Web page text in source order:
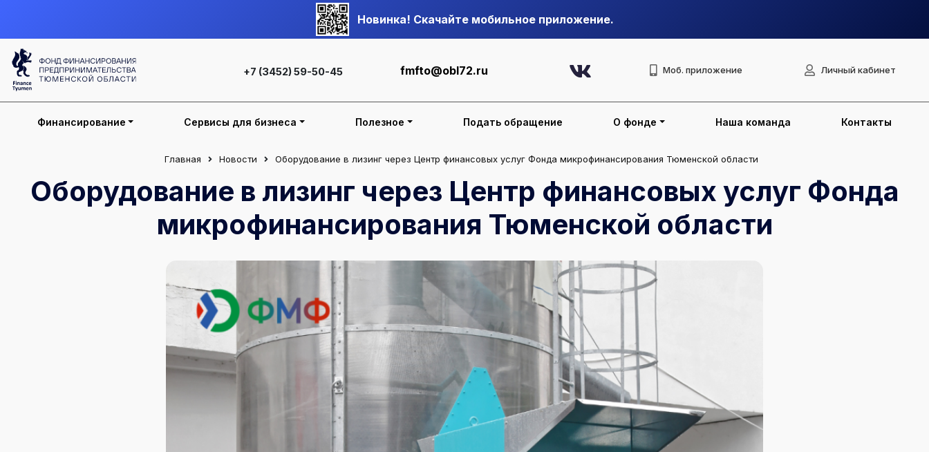
Новинка! Скачайте мобильное приложение.
+7 (3452) 59-50-45 fmfto@obl72.ru Моб. приложение Личный кабинет
Финансирование Сервисы для бизнеса Полезное Подать обращение О фонде Наша команда Контакты
Главная Новости Оборудование в лизинг через Центр финансовых услуг Фонда микрофинансирования Тюменской области
Оборудование в лизинг через Центр финансовых услуг Фонда
микрофинансирования Тюменской области